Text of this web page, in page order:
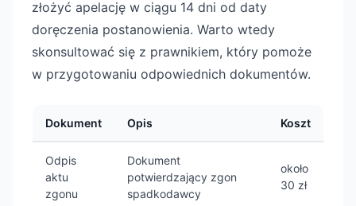
złożyć apelację w ciągu 14 dni od daty
doręczenia postanowienia. Warto wtedy
skonsultować się z prawnikiem, który pomoże
w przygotowaniu odpowiednich dokumentów.
Dokument Opis Koszt
Odpis
aktu
zgonu
Dokument
potwierdzający zgon
spadkodawcy
około
30 zł